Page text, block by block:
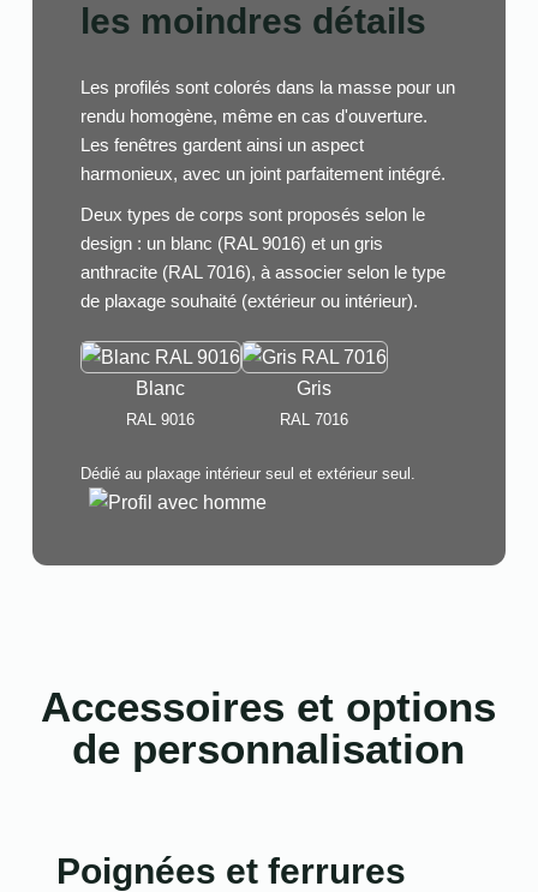
les moindres détails
Les profilés sont colorés dans la masse pour un
rendu homogène, même en cas d'ouverture.
Les fenêtres gardent ainsi un aspect
harmonieux, avec un joint parfaitement intégré.
Deux types de corps sont proposés selon le
design : un blanc (RAL 9016) et un gris
anthracite (RAL 7016), à associer selon le type
de plaxage souhaité (extérieur ou intérieur).
Blanc
RAL 9016
Gris
RAL 7016
Dédié au plaxage intérieur seul et extérieur seul.
Accessoires et options
de personnalisation
Poignées et ferrures